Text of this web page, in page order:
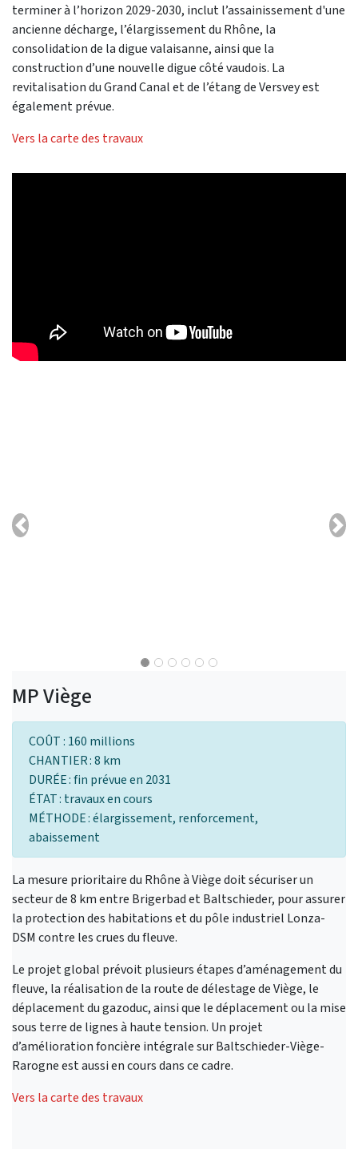
terminer à l’horizon 2029-2030, inclut l’assainissement d'une
ancienne décharge, l’élargissement du Rhône, la
consolidation de la digue valaisanne, ainsi que la
construction d’une nouvelle digue côté vaudois. La
revitalisation du Grand Canal et de l’étang de Versvey est
également prévue.
Vers la carte des travaux
Previous
MP Viège
COÛT : 160 millions
CHANTIER : 8 km
DURÉE : fin prévue en 2031
ÉTAT : travaux en cours
MÉTHODE : élargissement, renforcement,
abaissement
La mesure prioritaire du Rhône à Viège doit sécuriser un
secteur de 8 km entre Brigerbad et Baltschieder, pour assurer
la protection des habitations et du pôle industriel Lonza-
DSM contre les crues du fleuve.
Le projet global prévoit plusieurs étapes d’aménagement du
fleuve, la réalisation de la route de délestage de Viège, le
déplacement du gazoduc, ainsi que le déplacement ou la mise
sous terre de lignes à haute tension. Un projet
d’amélioration foncière intégrale sur Baltschieder-Viège-
Rarogne est aussi en cours dans ce cadre.
Vers la carte des travaux